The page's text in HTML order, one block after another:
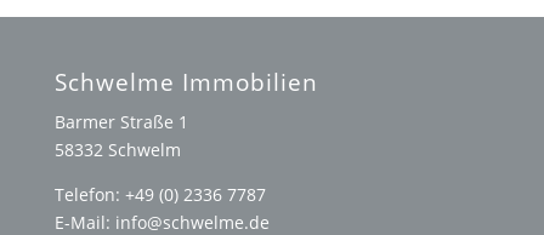
Schwelme Immobilien
Barmer Straße 1
58332 Schwelm
Telefon: +49 (0) 2336 7787
E-Mail: info@schwelme.de